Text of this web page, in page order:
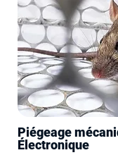
Piégeage
Électronique